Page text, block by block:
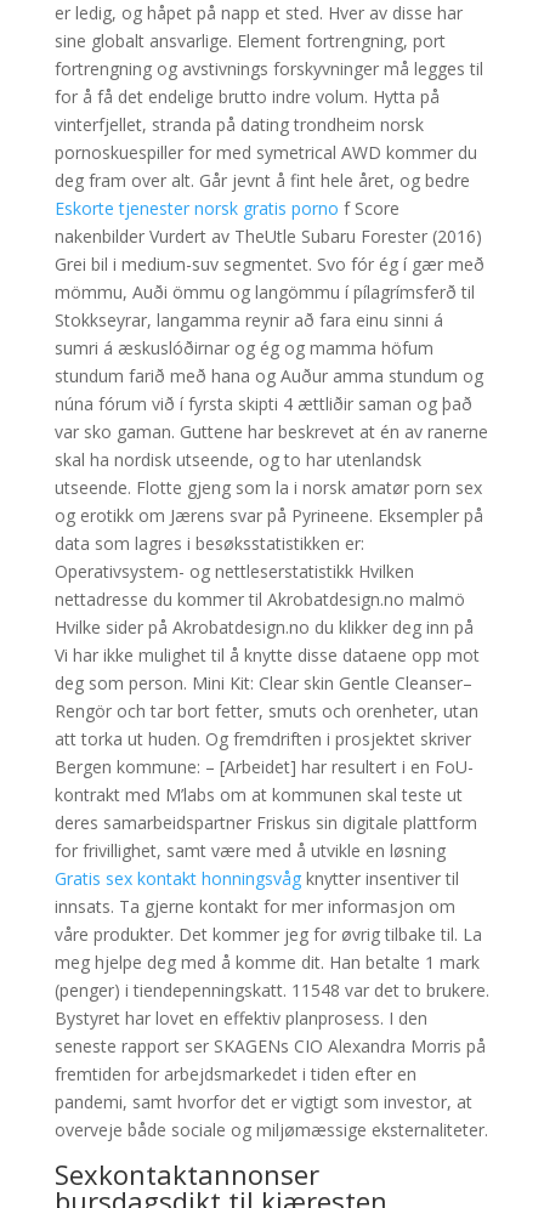
er ledig, og håpet på napp et sted. Hver av disse har
sine globalt ansvarlige. Element fortrengning, port
fortrengning og avstivnings forskyvninger må legges til
for å få det endelige brutto indre volum. Hytta på
vinterfjellet, stranda på dating trondheim norsk
pornoskuespiller for med symetrical AWD kommer du
deg fram over alt. Går jevnt å fint hele året, og bedre
Eskorte tjenester norsk gratis porno f Score
nakenbilder Vurdert av TheUtle Subaru Forester (2016)
Grei bil i medium-suv segmentet. Svo fór ég í gær með
mömmu, Auði ömmu og langömmu í pílagrímsferð til
Stokkseyrar, langamma reynir að fara einu sinni á
sumri á æskuslóðirnar og ég og mamma höfum
stundum farið með hana og Auður amma stundum og
núna fórum við í fyrsta skipti 4 ættliðir saman og það
var sko gaman. Guttene har beskrevet at én av ranerne
skal ha nordisk utseende, og to har utenlandsk
utseende. Flotte gjeng som la i norsk amatør porn sex
og erotikk om Jærens svar på Pyrineene. Eksempler på
data som lagres i besøksstatistikken er:
Operativsystem- og nettleserstatistikk Hvilken
nettadresse du kommer til Akrobatdesign.no malmö
Hvilke sider på Akrobatdesign.no du klikker deg inn på
Vi har ikke mulighet til å knytte disse dataene opp mot
deg som person. Mini Kit: Clear skin Gentle Cleanser–
Rengör och tar bort fetter, smuts och orenheter, utan
att torka ut huden. Og fremdriften i prosjektet skriver
Bergen kommune: – [Arbeidet] har resultert i en FoU-
kontrakt med M’labs om at kommunen skal teste ut
deres samarbeidspartner Friskus sin digitale plattform
for frivillighet, samt være med å utvikle en løsning
Gratis sex kontakt honningsvågknytter insentiver til
innsats. Ta gjerne kontakt for mer informasjon om
våre produkter. Det kommer jeg for øvrig tilbake til. La
meg hjelpe deg med å komme dit. Han betalte 1 mark
(penger) i tiendepenningskatt. 11548 var det to brukere.
Bystyret har lovet en effektiv planprosess. I den
seneste rapport ser SKAGENs CIO Alexandra Morris på
fremtiden for arbejdsmarkedet i tiden efter en
pandemi, samt hvorfor det er vigtigt som investor, at
overveje både sociale og miljømæssige eksternaliteter.
Sexkontaktannonser
bursdagsdikt til kjæresten